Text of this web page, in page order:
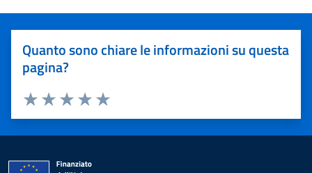
Quanto sono chiare le informazioni su questa
pagina?
Valuta 5 stelle su 5
Valuta 4 stelle su 5
Valuta 3 stelle su 5
Valuta 2 stelle su 5
Valuta 1 stelle su 5